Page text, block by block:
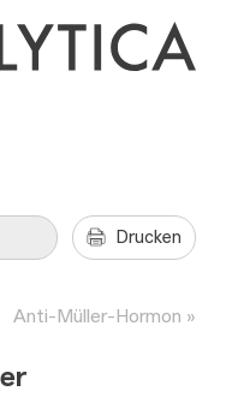
Drucken
Anti-Müller-Hormon